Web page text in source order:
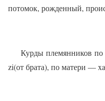
потомок, рожденный,
Курды племянников
zi(от брата), по матери —